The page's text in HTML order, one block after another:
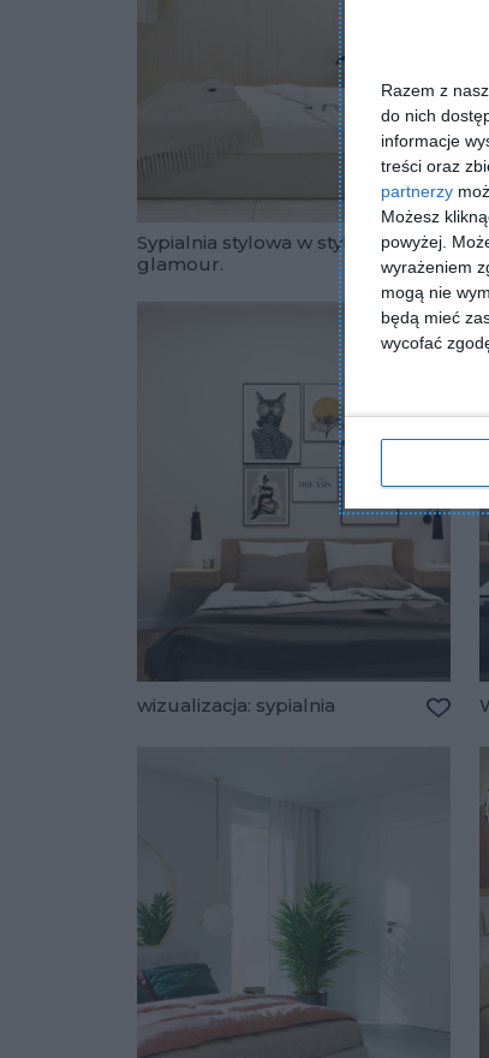
Razem z
do nich
informacje
treści oraz
partnerzy
Możesz
powyżej.
wyrażeniem
mogą nie
będą mieć
wycofać
Sypialnia stylowa w stylu
glamour.
wizualizacja: sypialnia